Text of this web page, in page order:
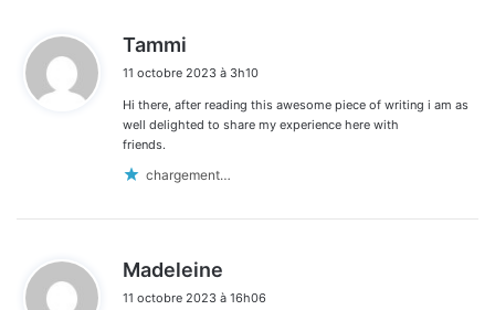
Tammi
t
:
11 octobre 2023 à 3h10
Hi there, after reading this awesome piece of writing i am as
well delighted to share my experience here with
friends.
chargement…
Madeleine
t
11 octobre 2023 à 16h06